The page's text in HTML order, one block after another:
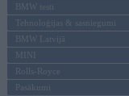
BMW testi
Tehnoloģijas & sasniegumi
BMW Latvijā
MINI
Rolls-Royce
Pasākumi